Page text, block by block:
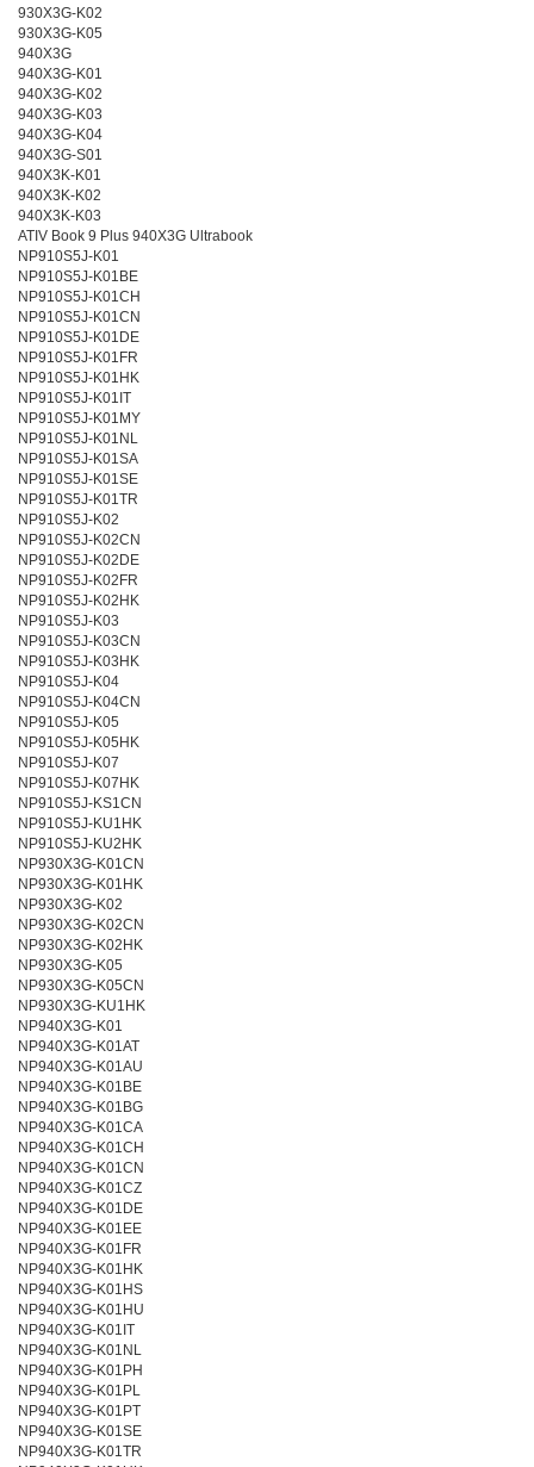
930X3G-K02
930X3G-K05
940X3G
940X3G-K01
940X3G-K02
940X3G-K03
940X3G-K04
940X3G-S01
940X3K-K01
940X3K-K02
940X3K-K03
ATIV Book 9 Plus 940X3G Ultrabook
NP910S5J-K01
NP910S5J-K01BE
NP910S5J-K01CH
NP910S5J-K01CN
NP910S5J-K01DE
NP910S5J-K01FR
NP910S5J-K01HK
NP910S5J-K01IT
NP910S5J-K01MY
NP910S5J-K01NL
NP910S5J-K01SA
NP910S5J-K01SE
NP910S5J-K01TR
NP910S5J-K02
NP910S5J-K02CN
NP910S5J-K02DE
NP910S5J-K02FR
NP910S5J-K02HK
NP910S5J-K03
NP910S5J-K03CN
NP910S5J-K03HK
NP910S5J-K04
NP910S5J-K04CN
NP910S5J-K05
NP910S5J-K05HK
NP910S5J-K07
NP910S5J-K07HK
NP910S5J-KS1CN
NP910S5J-KU1HK
NP910S5J-KU2HK
NP930X3G-K01CN
NP930X3G-K01HK
NP930X3G-K02
NP930X3G-K02CN
NP930X3G-K02HK
NP930X3G-K05
NP930X3G-K05CN
NP930X3G-KU1HK
NP940X3G-K01
NP940X3G-K01AT
NP940X3G-K01AU
NP940X3G-K01BE
NP940X3G-K01BG
NP940X3G-K01CA
NP940X3G-K01CH
NP940X3G-K01CN
NP940X3G-K01CZ
NP940X3G-K01DE
NP940X3G-K01EE
NP940X3G-K01FR
NP940X3G-K01HK
NP940X3G-K01HS
NP940X3G-K01HU
NP940X3G-K01IT
NP940X3G-K01NL
NP940X3G-K01PH
NP940X3G-K01PL
NP940X3G-K01PT
NP940X3G-K01SE
NP940X3G-K01TR